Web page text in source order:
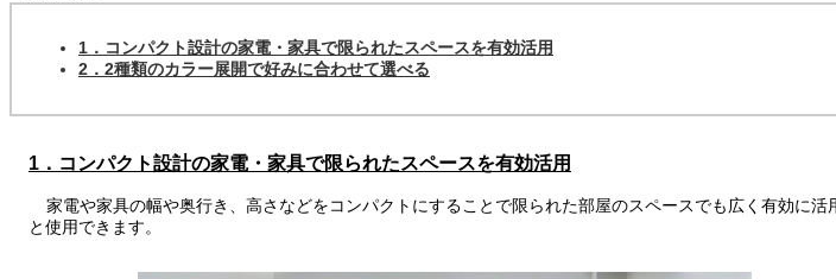
1．コンパクト設計の家電・家具で限られたスペースを有効活用
2．2種類のカラー展開で好みに合わせて選べる
1．コンパクト設計の家電・家具で限られたスペースを有効活用
家電や家具の幅や奥行き、高さなどをコンパクトにすることで限られた部屋のスペースでも広く有効に
と使用できます。